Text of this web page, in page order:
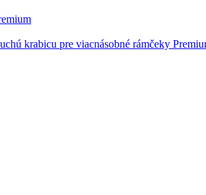
krabicu pre viacnásobné rámčeky